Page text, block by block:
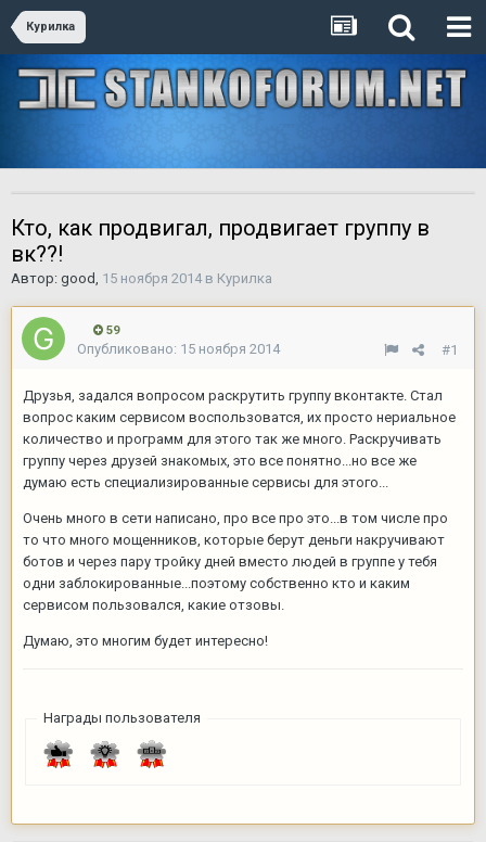
Курилка
Кто, как продвигал, продвигает группу в
вк??!
Автор: good, 15 ноября 2014в Курилка
59
#1
Опубликовано: 15 ноября 2014
Друзья, задался вопросом раскрутить группу вконтакте. Стал
вопрос каким сервисом воспользоватся, их просто нериальное
количество и программ для этого так же много. Раскручивать
группу через друзей знакомых, это все понятно...но все же
думаю есть специализированные сервисы для этого...
Очень много в сети написано, про все про это...в том числе про
то что много мощенников, которые берут деньги накручивают
ботов и через пару тройку дней вместо людей в группе у тебя
одни заблокированные...поэтому собственно кто и каким
сервисом пользовался, какие отзовы.
Думаю, это многим будет интересно!
Награды пользователя